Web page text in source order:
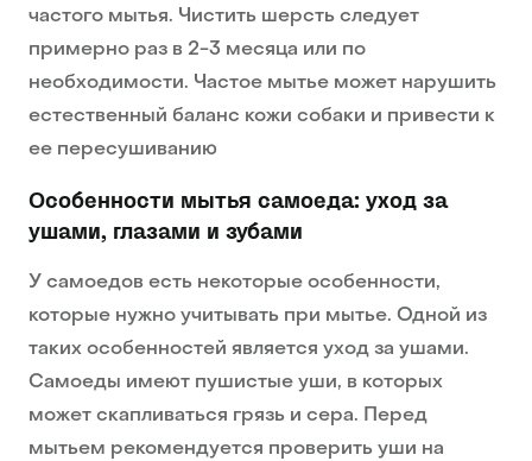
частого мытья. Чистить шерсть следует
примерно раз в 2-3 месяца или по
необходимости. Частое мытье может нарушить
естественный баланс кожи собаки и привести к
ее пересушиванию
Особенности мытья самоеда: уход за
ушами, глазами и зубами
У самоедов есть некоторые особенности,
которые нужно учитывать при мытье. Одной из
таких особенностей является уход за ушами.
Самоеды имеют пушистые уши, в которых
может скапливаться грязь и сера. Перед
мытьем рекомендуется проверить уши на